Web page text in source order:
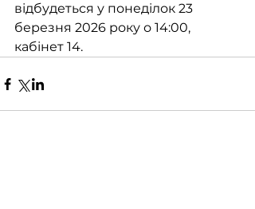
відбудеться у понеділок 23
березня 2026 року о 14:00,
кабінет 14.